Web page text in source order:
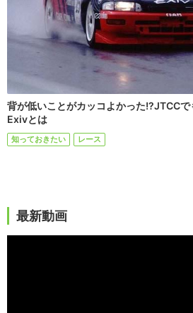
背が低いことがカッコよかった!?JTCC
Exivとは
知っておきたい レース
最新動画